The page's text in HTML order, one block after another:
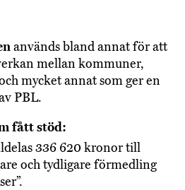
används bland annat för att
mellan kommuner,
mycket annat som ger en
PBL.
fått stöd:
336 620 kronor till
och tydligare förmedling